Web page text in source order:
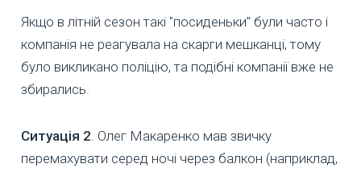
Якщо в літній сезон такі "посиденьки" були часто і
компанія не реагувала на скарги мешканці, тому
було викликано поліцію, та подібні компанії вже не
збирались.
Ситуація 2. Олег Макаренко мав звичку
перемахувати серед ночі через балкон (наприклад,